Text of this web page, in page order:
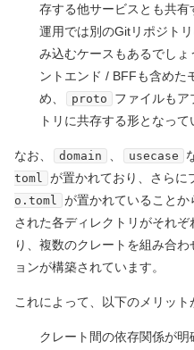
存する他サービスとも共
運用では別のGitリポジト
み込むケースもあるでし
ントエンド / BFFも含めた
め、
proto
ファイルもア
トリに共存する形となって
なお、 domain usecase
toml
が置かれており、さらに
o.toml
が置かれていることか
された各ディレクトリがそれ
り、複数のクレートを組み合
ョンが構築されています。
これによって、以下のメリット
クレート間の依存関係が